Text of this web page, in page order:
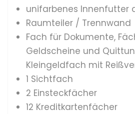
unifarbenes Innenfutter
Raumteiler / Trennwand
Fach für Dokumente,
Geldscheine und
Kleingeldfach mit
1 Sichtfach
2 Einsteckfächer
12 Kreditkartenfächer